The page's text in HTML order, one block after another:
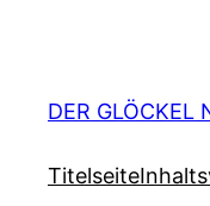
DER
Titelseite